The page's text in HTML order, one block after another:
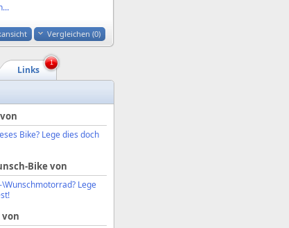
Vergleichen (0)
Links
1
Bike? Lege dies doch
Bike von
Lege
von